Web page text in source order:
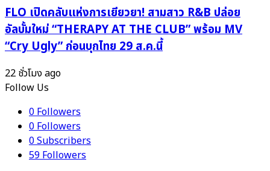
14
มิ.ย.นี้!
พร้อม
ปัก
หมุด
เป็น
วง
หน้า
ใหม่
ภาย
genie
records
FLO เปิดคลับแห่งการเยียวยา! สามสาว R&B ปล่อย
อัลบั้มใหม่ “THERAPY AT THE CLUB” พร้อม MV
“Cry Ugly” ก่อนบุกไทย 29 ส.ค.นี้
22 ชั่วโมง ago
Follow Us
0Followers
0Followers
0Subscribers
59Followers